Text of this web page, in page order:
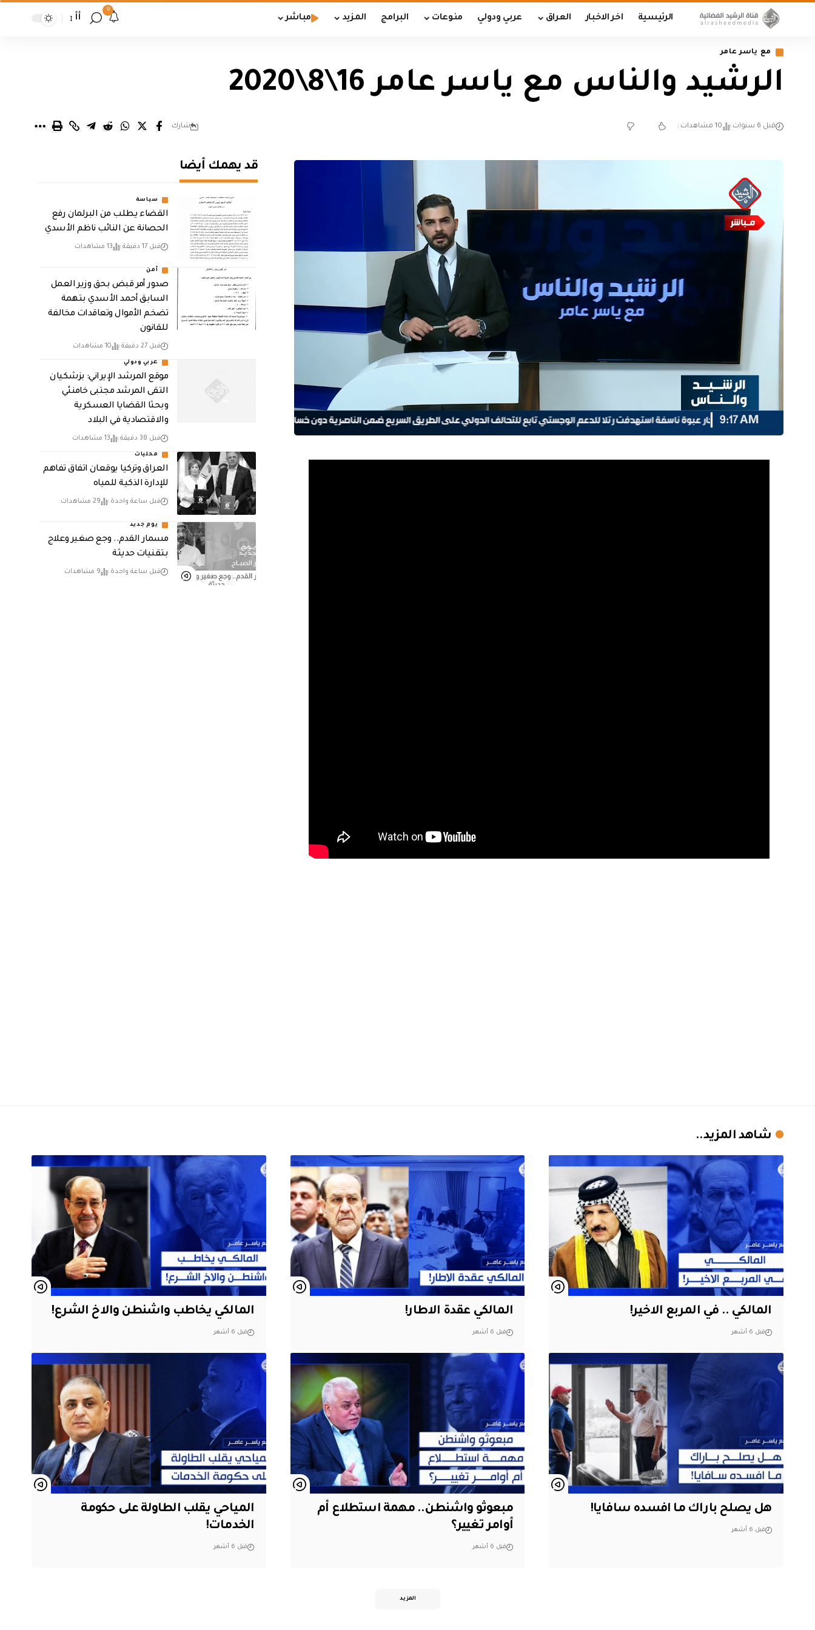
الرئيسية اخر الاخبار العراق عربي ودولي منوعات البرامج المزيد مباشر
9
أأ
مع ياسر عامر
الرشيد والناس مع ياسر عامر 16\8\2020
قبل 6 سنوات 10 مشاهدات شارك
قد يهمك أيضا
سياسة
القضاء يطلب من البرلمان رفع
الحصانة عن النائب ناظم الأسدي
قبل 17 دقيقة 13 مشاهدات
أمن
صدور أمر قبض بحق وزير العمل
السابق أحمد الأسدي بتهمة
تضخم الأموال وتعاقدات مخالفة
للقانون
قبل 27 دقيقة 10 مشاهدات
عربي ودولي
موقع المرشد الإيراني: بزشكيان
التقى المرشد مجتبى خامنئي
وبحثا القضايا العسكرية
والاقتصادية في البلاد
قبل 38 دقيقة 13 مشاهدات
محليات
العراق وتركيا يوقعان اتفاق تفاهم
للإدارة الذكية للمياه
قبل ساعة واحدة 29 مشاهدات
يوم جديد
مسمار القدم.. وجع صغير وعلاج
بتقنيات حديثة
قبل ساعة واحدة 9 مشاهدات
شاهد المزيد..
المالكي .. في المربع الاخير!
قبل 6 أشهر
المالكي عقدة الاطار!
قبل 6 أشهر
المالكي يخاطب واشنطن والاخ الشرع!
قبل 6 أشهر
هل يصلح باراك ما افسده سافايا!
قبل 6 أشهر
مبعوثو واشنطن.. مهمة استطلاع أم
أوامر تغيير؟
قبل 6 أشهر
المياحي يقلب الطاولة على حكومة
الخدمات!
قبل 6 أشهر
المزيد